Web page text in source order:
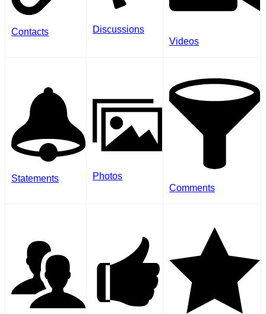
Contacts
Discussions
Videos
Statements
Photos
Comments